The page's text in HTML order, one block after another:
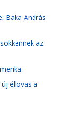
Baka András
az
éllovas a